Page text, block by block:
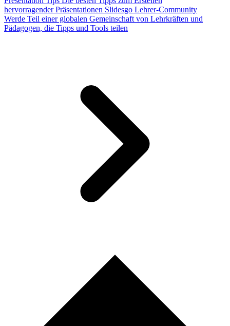
hervorragender Präsentationen Slidesgo Lehrer-Community
Werde Teil einer globalen Gemeinschaft von Lehrkräften und
Pädagogen, die Tipps und Tools teilen